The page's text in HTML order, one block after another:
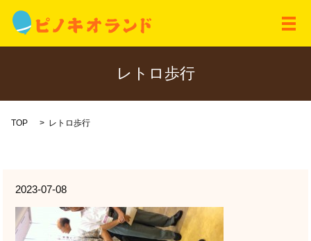
メ
レトロ歩行
TOP レトロ歩行
2023-07-08